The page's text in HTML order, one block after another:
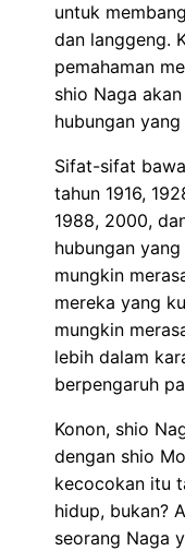
untuk
dan langgeng.
pemahaman
shio Naga
hubungan
Sifat-sifat
tahun 1916,
1988, 2000,
hubungan
mungkin
mereka yang
mungkin
lebih dalam
berpengaruh
Konon, shio
dengan shio
kecocokan itu
hidup, bukan?
seorang Naga